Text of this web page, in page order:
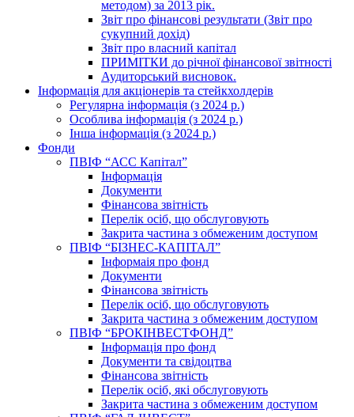
методом) за 2013 рік.
Звіт про фінансові результати (Звіт про
сукупний дохід)
Звіт про власний капітал
ПРИМІТКИ до річної фінансової звітності
Аудиторський висновок.
Інформація для акціонерів та стейкхолдерів
Регулярна інформація (з 2024 р.)
Особлива інформація (з 2024 р.)
Інша інформація (з 2024 р.)
Фонди
ПВІФ “АСС Капітал”
Інформація
Документи
Фінансова звітність
Перелік осіб, що обслуговують
Закрита частина з обмеженим доступом
ПВІФ “БІЗНЕС-КАПІТАЛ”
Інформаія про фонд
Документи
Фінансова звітність
Перелік осіб, що обслуговують
Закрита частина з обмеженим доступом
ПВІФ “БРОКІНВЕСТФОНД”
Інформація про фонд
Документи та свідоцтва
Фінансова звітність
Перелік осіб, які обслуговують
Закрита частина з обмеженим доступом